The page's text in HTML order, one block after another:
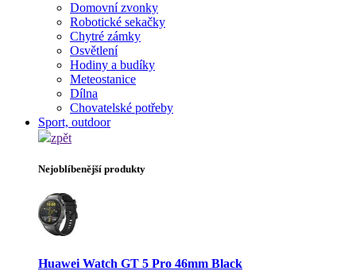
Domovní zvonky
Robotické sekačky
Chytré zámky
Osvětlení
Hodiny a budíky
Meteostanice
Dílna
Chovatelské potřeby
Sport, outdoor
zpět
Nejoblíbenější produkty
Huawei Watch GT 5 Pro 46mm Black